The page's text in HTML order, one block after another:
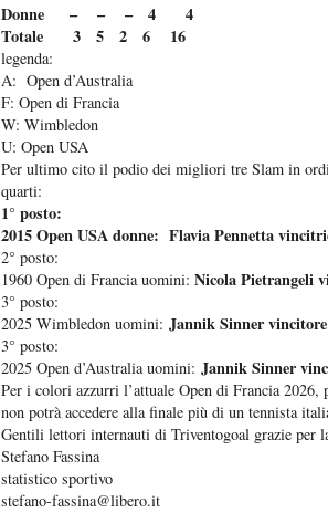
Donne – – – 4 4
Totale 3 5 2 6 16
legenda:
A: Open d’Australia
F: Open di Francia
W: Wimbledon
U: Open USA
Per ultimo cito il podio dei migliori tre Slam in
quarti:
1° posto:
2015 Open USA donne: Flavia Pennetta
2° posto:
1960 Open di Francia uomini: Nicola Pietrangeli
3° posto:
2025 Wimbledon uomini: Jannik Sinner vincitore
3° posto:
2025 Open d’Australia uomini: Jannik Sinner
Per i colori azzurri l’attuale Open di Francia
non potrà accedere alla finale più di un tennista
Gentili lettori internauti di Triventogoal grazie per
Stefano Fassina
statistico sportivo
stefano-fassina@libero.it